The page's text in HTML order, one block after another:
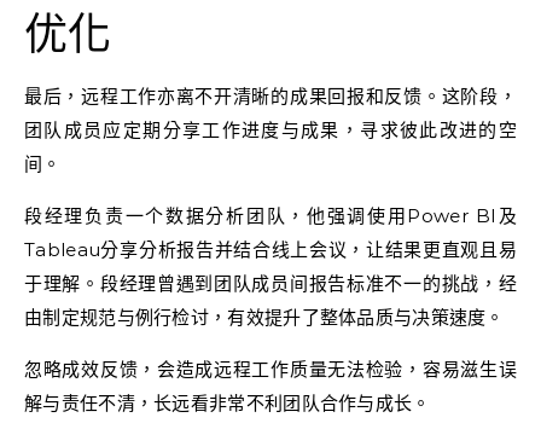
优化
最后，远程工作亦离不开清晰的成果回报和反馈。这阶段，
团队成员应定期分享工作进度与成果，寻求彼此改进的空
间。
段经理负责一个数据分析团队，他强调使用Power BI及
Tableau分享分析报告并结合线上会议，让结果更直观且易
于理解。段经理曾遇到团队成员间报告标准不一的挑战，经
由制定规范与例行检讨，有效提升了整体品质与决策速度。
忽略成效反馈，会造成远程工作质量无法检验，容易滋生误
解与责任不清，长远看非常不利团队合作与成长。